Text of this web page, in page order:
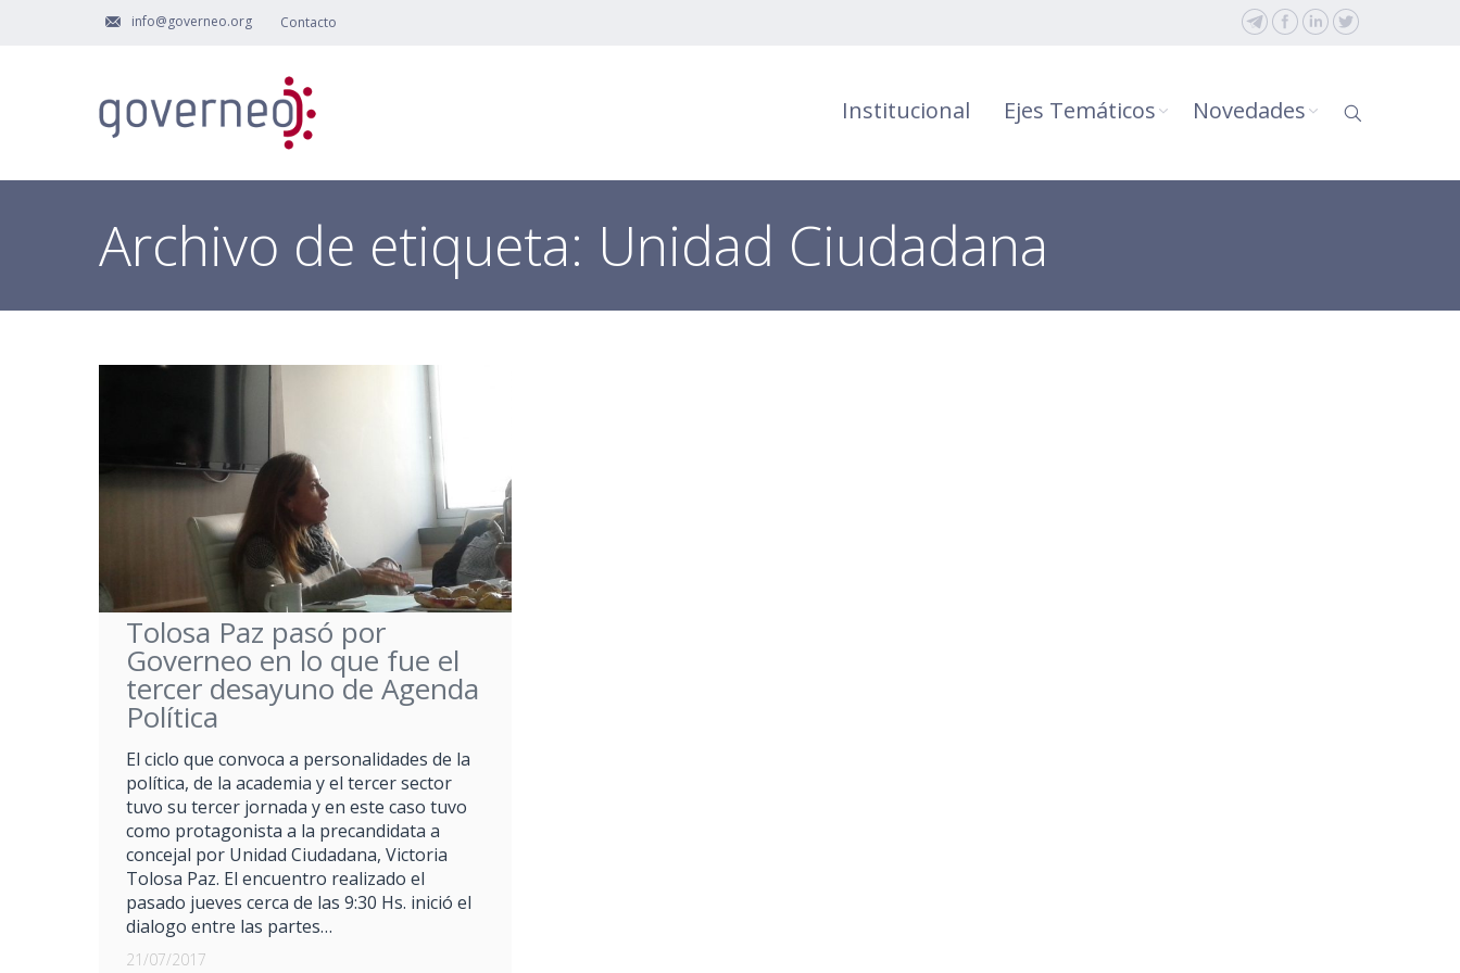
info@governeo.org Contacto
Institucional Ejes Temáticos Novedades
Archivo de etiqueta: Unidad Ciudadana
Tolosa Paz pasó por
Governeo en lo que fue el
tercer desayuno de Agenda
Política
El ciclo que convoca a personalidades de la
política, de la academia y el tercer sector
tuvo su tercer jornada y en este caso tuvo
como protagonista a la precandidata a
concejal por Unidad Ciudadana, Victoria
Tolosa Paz. El encuentro realizado el
pasado jueves cerca de las 9:30 Hs. inició el
dialogo entre las partes…
21/07/2017